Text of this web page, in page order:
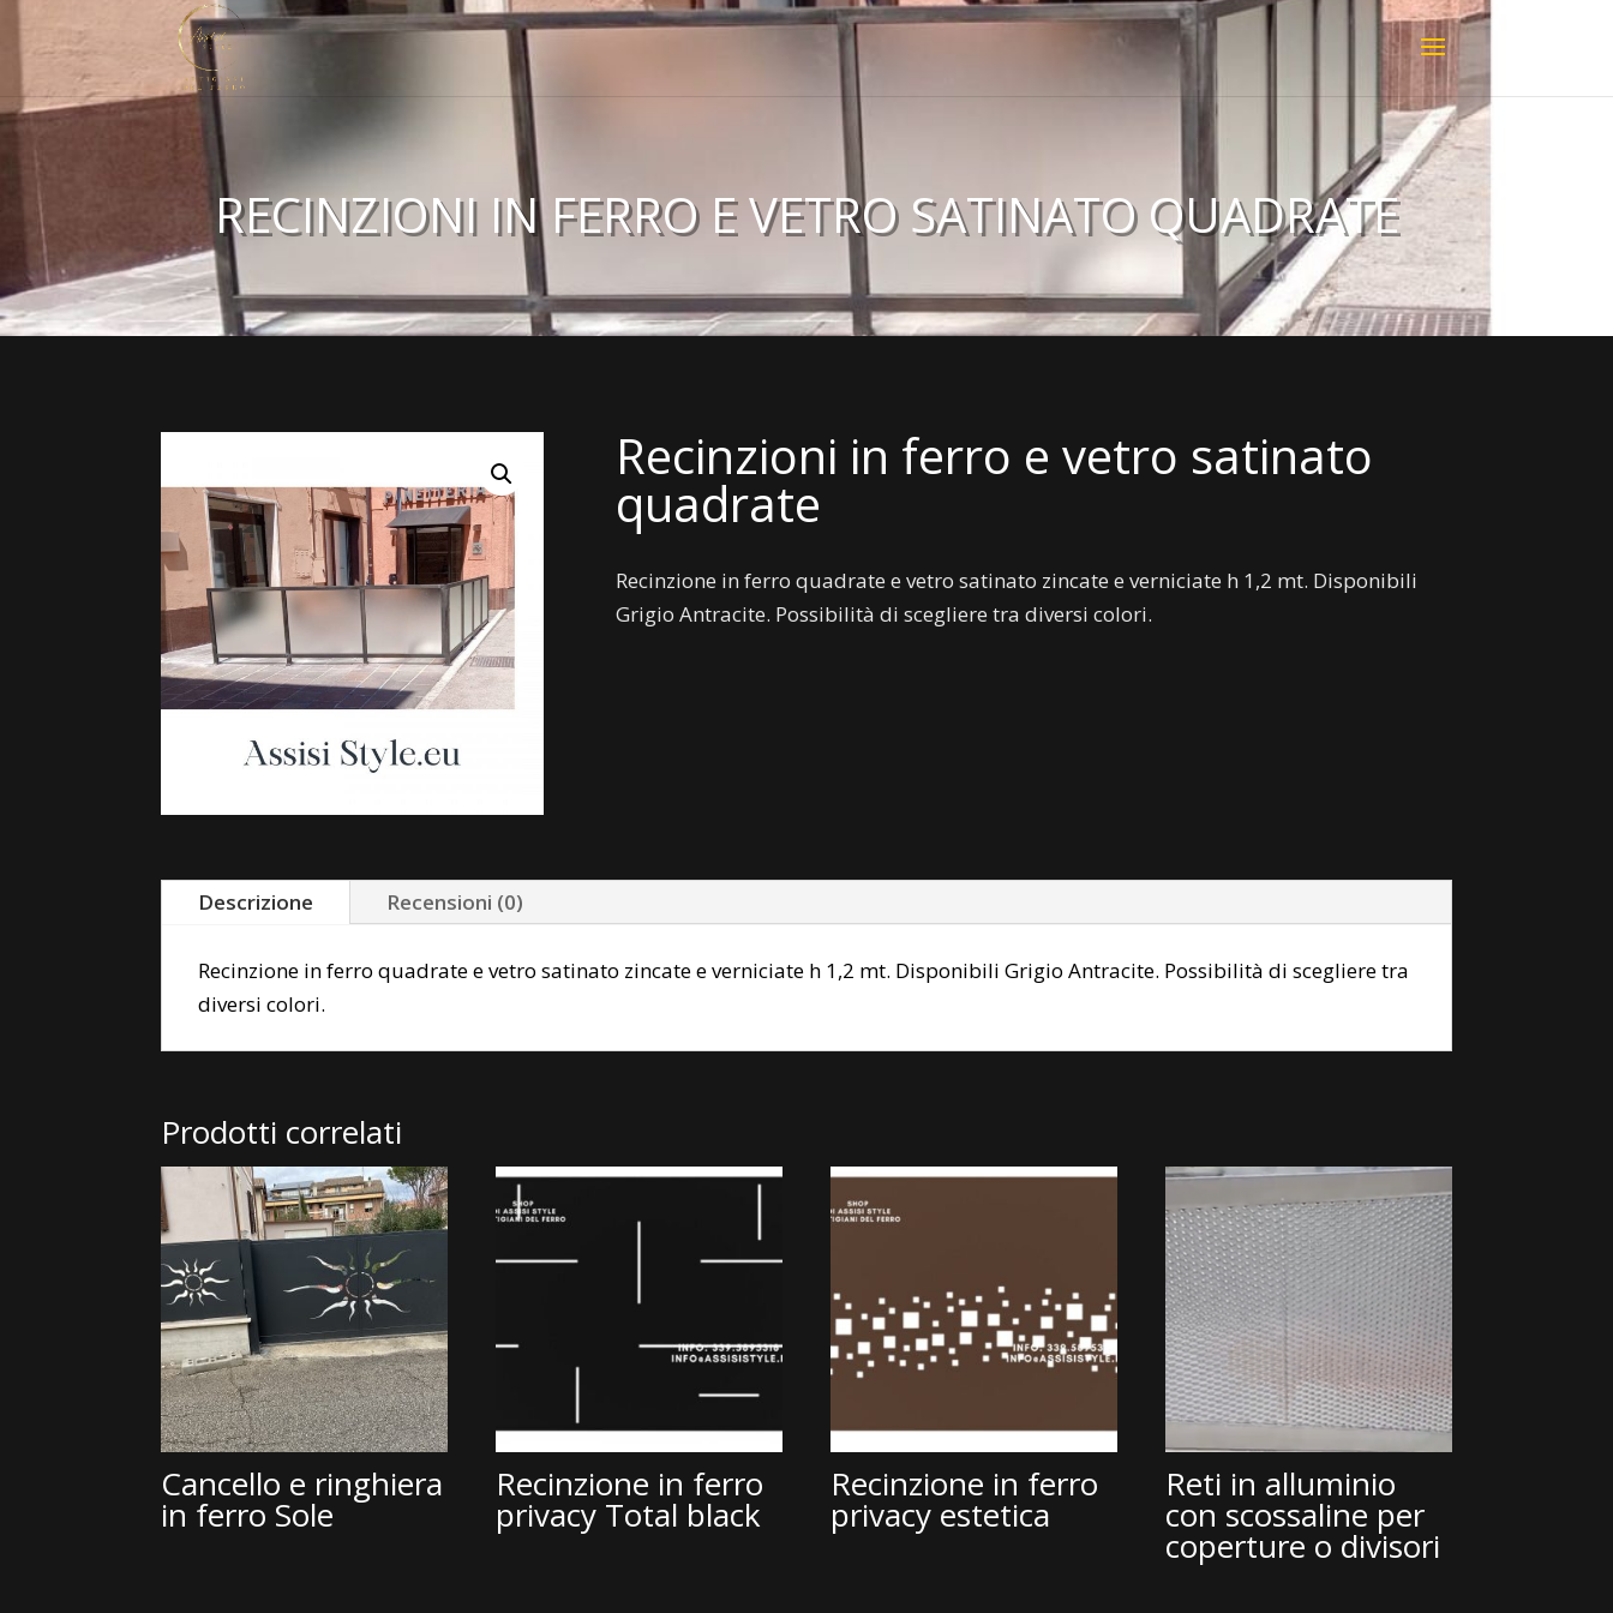
RECINZIONI IN FERRO E VETRO SATINATO QUADRATE
Recinzioni in ferro e vetro satinato
quadrate
Recinzione in ferro quadrate e vetro satinato zincate e verniciate h 1,2 mt. Disponibili
Grigio Antracite. Possibilità di scegliere tra diversi colori.
Descrizione Recensioni (0)
Recinzione in ferro quadrate e vetro satinato zincate e verniciate h 1,2 mt. Disponibili Grigio Antracite. Possibilità di scegliere tra
diversi colori.
Prodotti correlati
Cancello e ringhiera
in ferro Sole
Recinzione in ferro
privacy Total black
Recinzione in ferro
privacy estetica
Reti in alluminio
con scossaline per
coperture o divisori